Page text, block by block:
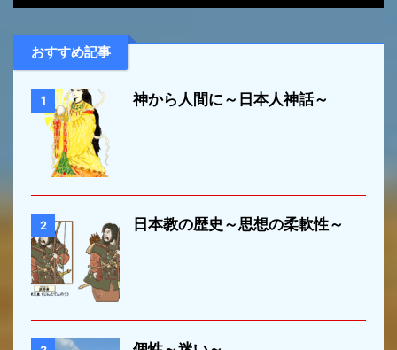
おすすめ記事
1 神から人間に～日本人神話～
2 日本教の歴史～思想の柔軟性～